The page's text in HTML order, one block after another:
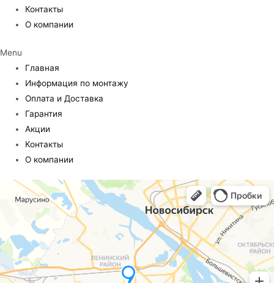
Контакты
О компании
Menu
Главная
Информация по монтажу
Оплата и Доставка
Гарантия
Акции
Контакты
О компании